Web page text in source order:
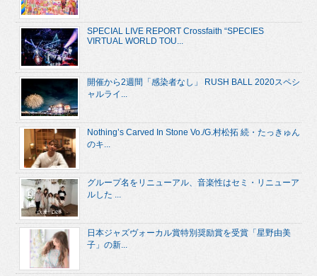
SPECIAL LIVE REPORT Crossfaith “SPECIES
VIRTUAL WORLD TOU...
開催から2週間「感染者なし」 RUSH BALL 2020スペシ
ャルライ...
Nothing’s Carved In Stone Vo./G.村松拓 続・たっきゅん
のキ...
グループ名をリニューアル、音楽性はセミ・リニューア
ルした ...
日本ジャズヴォーカル賞特別奨励賞を受賞「星野由美
子」の新...